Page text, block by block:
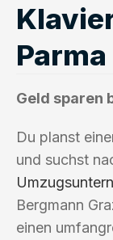
Parma
Geld sparen
Du planst
und suchst
Bergmann
einen